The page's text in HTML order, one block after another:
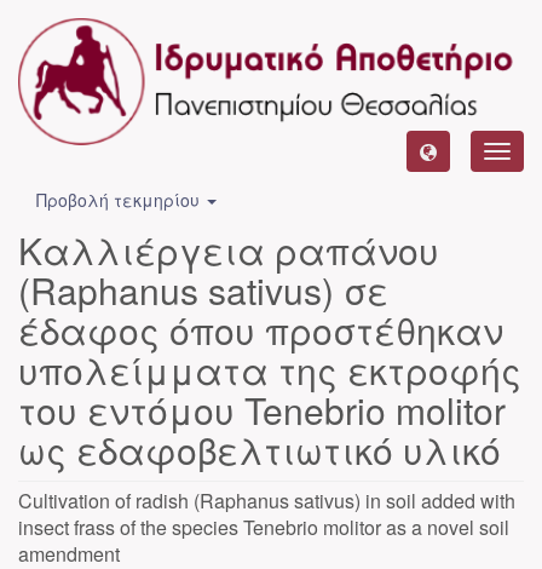
Προβολή τεκμηρίου
Καλλιέργεια ραπάνου
(Raphanus sativus) σε
έδαφος όπου προστέθηκαν
υπολείμματα της εκτροφής
του εντόμου Tenebrio molitor
ως εδαφοβελτιωτικό υλικό
Cultivation of radish (Raphanus sativus) in soil added with
insect frass of the species Tenebrio molitor as a novel soil
amendment